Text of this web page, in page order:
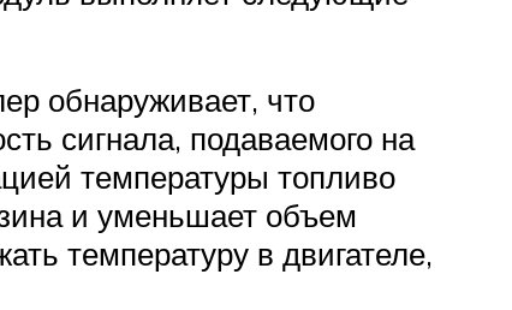
обнаруживает, что
сигнала, подаваемого на
температуры топливо
и уменьшает объем
температуру в двигателе,